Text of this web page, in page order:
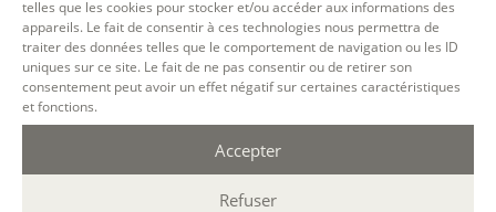
telles que les cookies pour stocker et/ou accéder aux informations des
appareils. Le fait de consentir à ces technologies nous permettra de
traiter des données telles que le comportement de navigation ou les ID
uniques sur ce site. Le fait de ne pas consentir ou de retirer son
consentement peut avoir un effet négatif sur certaines caractéristiques
et fonctions.
Accepter
Refuser
Learn
Accessibilité : ALEPH-ÉCRITURE est sensible à l’inclusion des
personnes en situation de handicap. Si vous avez besoin
d’un aménagement spécifique de programme, n’hésitez pas
à nous contacter en amont de votre inscription afin